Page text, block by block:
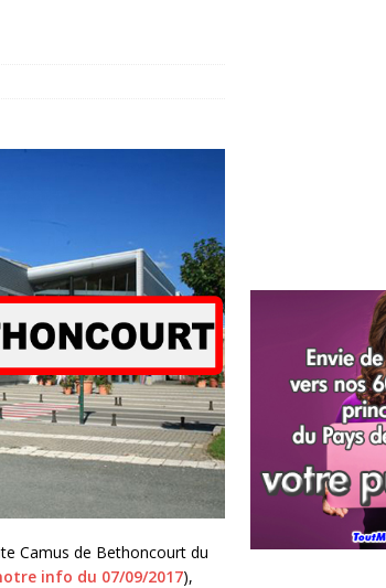
Camus de Bethoncourt du
info du 07/09/2017),